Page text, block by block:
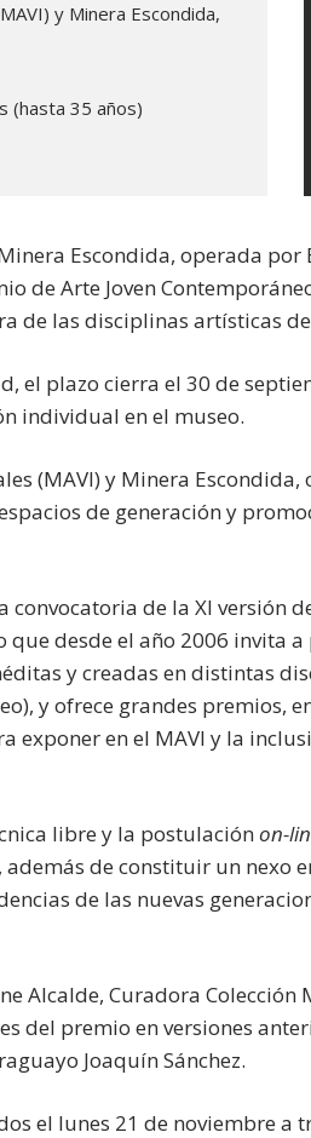
y Minera Escondida,
(hasta 35 años)
Escondida, operada
de Arte Joven
de las disciplinas artísticas
el plazo cierra el 30 de
individual en el museo.
(MAVI) y Minera
de generación y
de la XI versión
que desde el año 2006 invita
y creadas en distintas
y ofrece grandes premios,
en el MAVI y la
libre y la postulaciónon-
de constituir un nexo
de las nuevas
Alcalde, Curadora Colección
del premio en versiones
Joaquín Sánchez.
el lunes 21 de noviembre a